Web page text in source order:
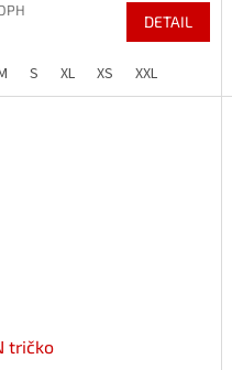
DETAIL
S XL XS XXL
tričko